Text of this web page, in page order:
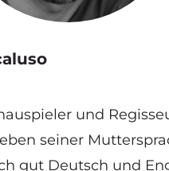
und
seiner
gut Deutsch und